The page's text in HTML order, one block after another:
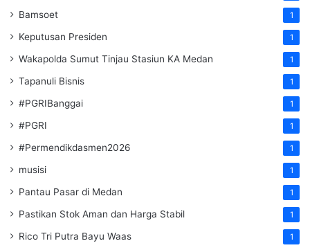
Bamsoet 1
Keputusan Presiden 1
Wakapolda Sumut Tinjau Stasiun KA Medan 1
Tapanuli Bisnis 1
#PGRIBanggai 1
#PGRI 1
#Permendikdasmen2026 1
musisi 1
Pantau Pasar di Medan 1
Pastikan Stok Aman dan Harga Stabil 1
Rico Tri Putra Bayu Waas 1